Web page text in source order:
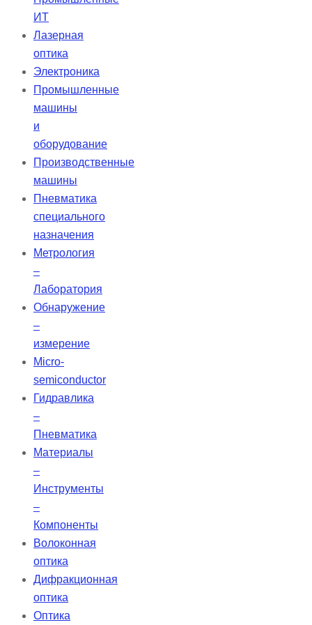
ИТ
Лазерная
оптика
Электроника
Промышленные
машины
и
оборудование
Производственные
машины
Пневматика
специального
назначения
Метрология
–
Лаборатория
Обнаружение
–
измерение
Micro-
semiconductor
Гидравлика
–
Пневматика
Материалы
–
Инструменты
–
Компоненты
Волоконная
оптика
Дифракционная
оптика
Оптика